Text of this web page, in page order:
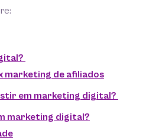
marketing de afiliados
em marketing digital?
marketing digital?